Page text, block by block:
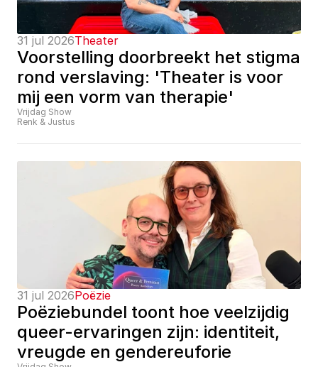
31 jul 2026Theater
Voorstelling doorbreekt het stigma
rond verslaving: 'Theater is voor
mij een vorm van therapie'
Vrijdag Show
Renk & Justus
31 jul 2026Poëzie
Poëziebundel toont hoe veelzijdig
queer-ervaringen zijn: identiteit,
vreugde en gendereuforie